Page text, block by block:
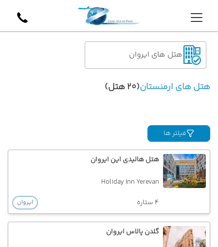
هتل های ایروان
هتل های ارمنستان(20 هتل)
فیلتر ها
هتل هالیدی این ایروان
Holiday Inn Yerevan
4 ستاره
ایروان
گلدن پالاس ایروان